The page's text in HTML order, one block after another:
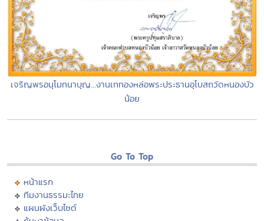
เจริญพรอนุโมทนาบุญ...งานเททองหล่อพระประธานอุโบสถวัดหนองบัว
น้อย
Go To Top
หน้าแรก
ทีมงานธรรมะไทย
แผนผังเว็บไซต์